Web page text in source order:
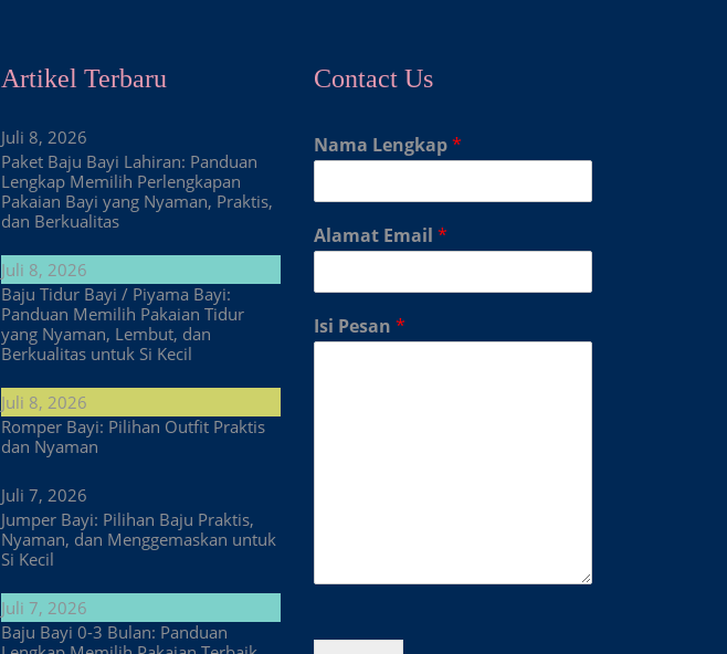
Artikel Terbaru
Juli 8, 2026
Paket Baju Bayi Lahiran: Panduan
Lengkap Memilih Perlengkapan
Pakaian Bayi yang Nyaman, Praktis,
dan Berkualitas
Juli 8, 2026
Baju Tidur Bayi / Piyama Bayi:
Panduan Memilih Pakaian Tidur
yang Nyaman, Lembut, dan
Berkualitas untuk Si Kecil
Juli 8, 2026
Romper Bayi: Pilihan Outfit Praktis
dan Nyaman
Juli 7, 2026
Jumper Bayi: Pilihan Baju Praktis,
Nyaman, dan Menggemaskan untuk
Si Kecil
Juli 7, 2026
Baju Bayi 0-3 Bulan: Panduan
Contact Us
Nama Lengkap*
Alamat Email *
Isi Pesan *